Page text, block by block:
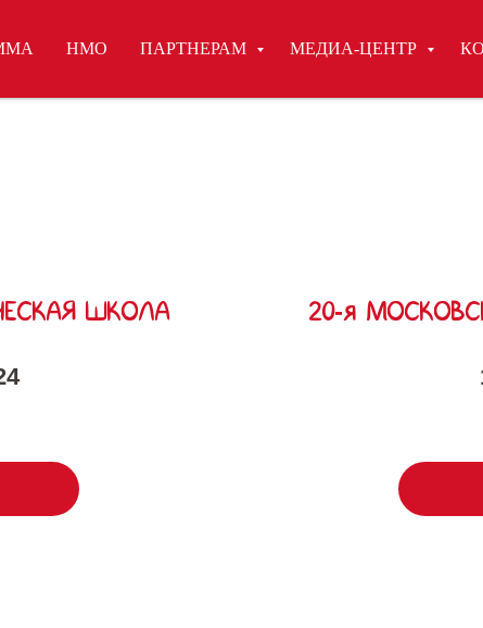
НМО ПАРТНЕРАМ МЕДИА-ЦЕНТР
20-я
ШКОЛА